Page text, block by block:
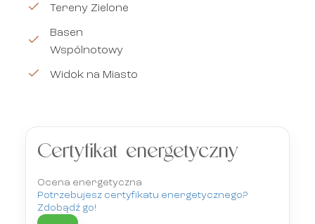
Tereny Zielone
Basen
Wspólnotowy
Widok na Miasto
Certyfikat energetyczny
Ocena energetyczna
Potrzebujesz certyfikatu energetycznego?
Zdobądź go!